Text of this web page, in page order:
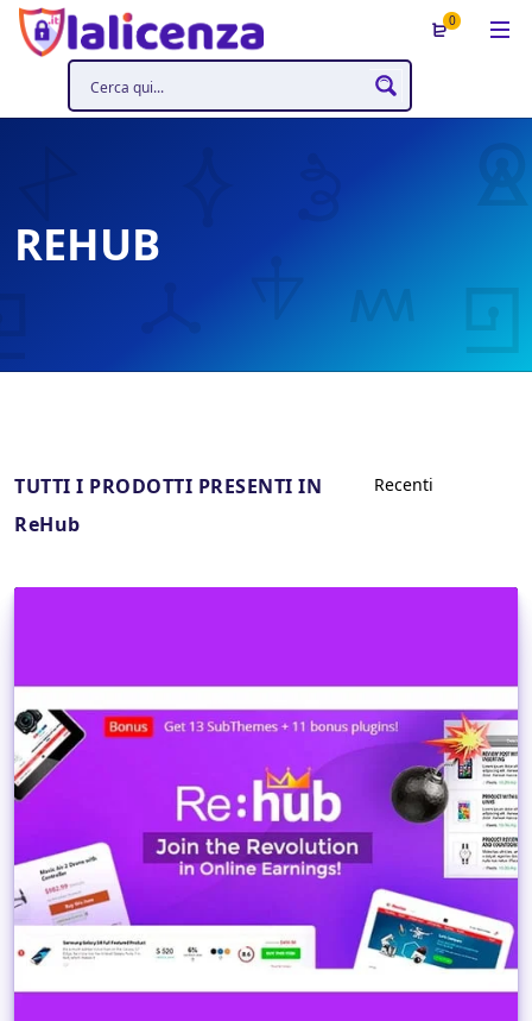
0
REHUB
TUTTI I PRODOTTI PRESENTI IN
ReHub
Dettagli